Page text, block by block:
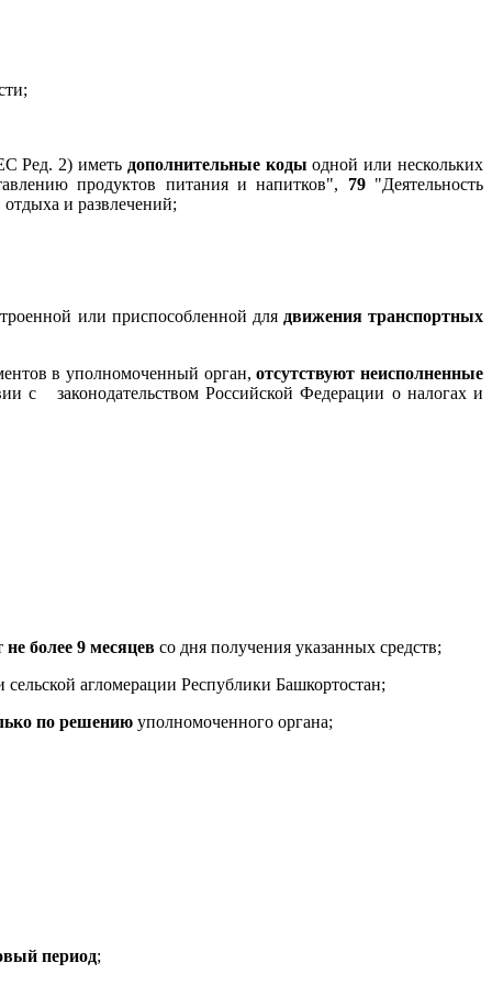
Ред. 2) иметь дополнительные коды одной или нескольких
продуктов питания и напитков", 79"Деятельность
отдыха и развлечений;
или приспособленной для движения транспортных
в уполномоченный орган,отсутствуют неисполненные
с законодательством Российской Федерации о налогах и
не более 9 месяцев со дня получения указанных средств;
сельской агломерации Республики Башкортостан;
по решению уполномоченного органа;
период;